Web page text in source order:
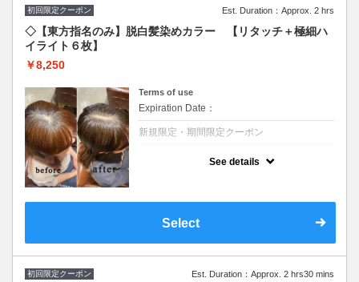
初回限定クーポン Est. Duration：Approx. 2 hrs
◇【東方指名のみ】脱白髪染めカラー 【リタッチ＋極細ハ
イライト６枚】
￥8,250
Terms of use
Expiration Date：
新規限定・期間限定クーポン
らします。極細ハイライトで徐々に明るく
＋￥2,750頂戴いたします。
※施術時間はあくまで目安時間となりますの
で余裕を持ったご予約をお願い致します。
See details
Select
初回限定クーポン Est. Duration：Approx. 2 hrs30 mins